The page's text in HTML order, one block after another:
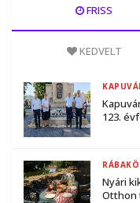
FRISS
KEDVELT
123.
Nyári
Otthon